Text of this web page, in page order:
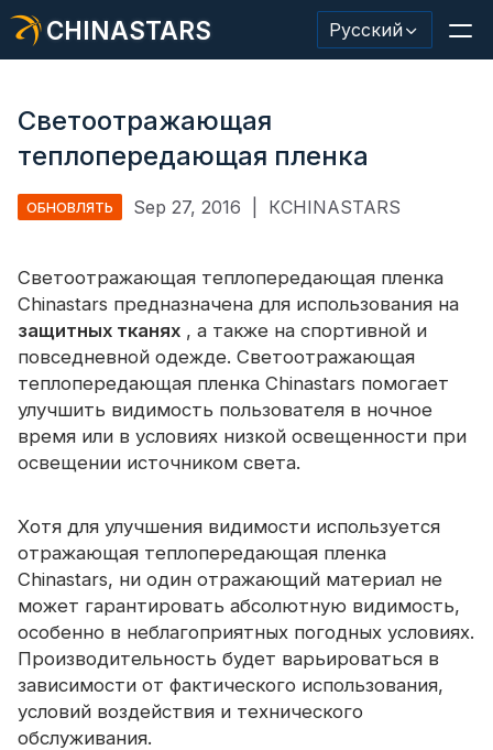
CHINASTARS Русский
Защитная одежда
Светящийся в темноте материал
Промышленная отделка для мытья
О КИНАССТАРС
Новый продукт
Каталог
Видео
Контакт
Светоотражающая
теплопередающая пленка
ОБНОВЛЯТЬ Sep 27, 2016 КCHINASTARS
Светоотражающая теплопередающая пленка
Chinastars предназначена для использования на
защитных тканях , а также на спортивной и
повседневной одежде. Светоотражающая
теплопередающая пленка Chinastars помогает
улучшить видимость пользователя в ночное
время или в условиях низкой освещенности при
освещении источником света.
Хотя для улучшения видимости используется
отражающая теплопередающая пленка
Chinastars, ни один отражающий материал не
может гарантировать абсолютную видимость,
особенно в неблагоприятных погодных условиях.
Производительность будет варьироваться в
зависимости от фактического использования,
условий воздействия и технического
обслуживания.